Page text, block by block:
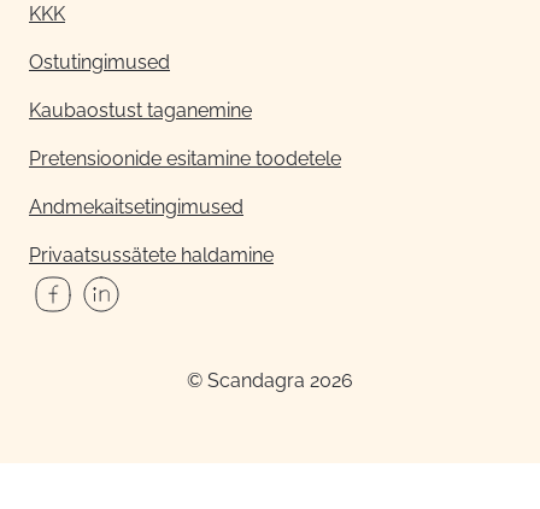
KKK
Ostutingimused
Kaubaostust taganemine
Pretensioonide esitamine toodetele
Andmekaitsetingimused
Privaatsussätete haldamine
© Scandagra 2026